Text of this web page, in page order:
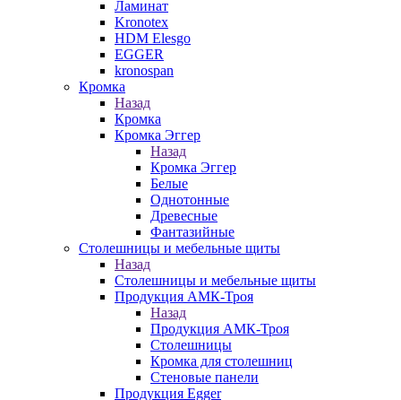
Ламинат
Kronotex
HDM Elesgo
EGGER
kronospan
Кромка
Назад
Кромка
Кромка Эггер
Назад
Кромка Эггер
Белые
Однотонные
Древесные
Фантазийные
Столешницы и мебельные щиты
Назад
Столешницы и мебельные щиты
Продукция АМК-Троя
Назад
Продукция АМК-Троя
Столешницы
Кромка для столешниц
Стеновые панели
Продукция Egger